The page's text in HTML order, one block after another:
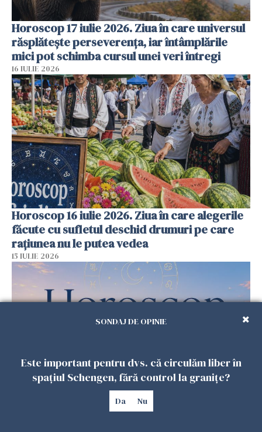
Horoscop 17 iulie 2026. Ziua în care universul
răsplătește perseverența, iar întâmplările
mici pot schimba cursul unei veri întregi
16 IULIE 2026
Horoscop 16 iulie 2026. Ziua în care alegerile
făcute cu sufletul deschid drumuri pe care
rațiunea nu le putea vedea
15 IULIE 2026
Horoscop 15 iulie 2026. Ziua în care universul
pune la încercare răbdarea, dar îi răsplătește
SONDAJ DE OPINIE
Este important pentru dvs. că circulăm liber în
spațiul Schengen, fără control la granițe?
Da Nu